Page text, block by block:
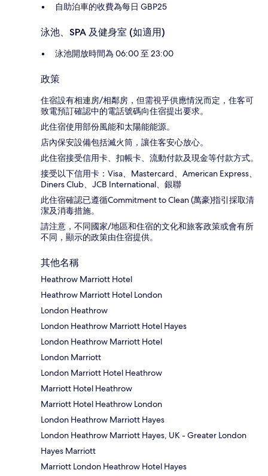
自助泊車的收費為每日 GBP25
泳池、SPA 及健身室 (如適用)
泳池開放時間為 06:00 至 23:00
政策
住宿設有相連房/相鄰房，但需視乎供應情況而定，住客可
致電預訂確認中的電話號碼向住宿提出要求。
此住宿使用部份風能和太陽能能源。
店內保安設備包括滅火筒，讓住客安心放心。
此住宿接受信用卡、扣帳卡、流動付款及現金等付款方式。
接受以下信用卡：Visa、Mastercard、American Express、
Diners Club、JCB International、銀聯
此住宿確認已遵循Commitment to Clean (萬豪)指引採取清
潔及消毒措施。
請注意，不同國家/地區和住宿的文化和旅客政策或會有所
不同，顯示的政策由住宿提供。
其他名稱
Heathrow Marriott Hotel
Heathrow Marriott Hotel London
London Heathrow
London Heathrow Marriott Hotel Hayes
London Heathrow Marriott Hotel
London Marriott
London Marriott Hotel Heathrow
Marriott Hotel Heathrow
Marriott Hotel Heathrow London
London Heathrow Marriott Hayes
London Heathrow Marriott Hayes, UK - Greater London
Hayes Marriott
Marriott London Heathrow Hotel Hayes